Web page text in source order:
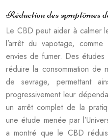
Réduction des symptômes
Le CBD peut aider à calmer
l’arrêt du vapotage,
envies de fumer. Des
réduire la consommation de
de sevrage, permettant
progressivement leur
un arrêt complet de la
une étude menée par
a montré que le CBD